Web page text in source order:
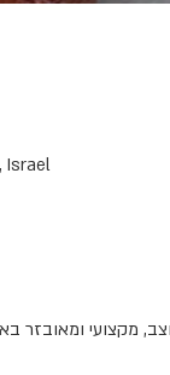
Israel
מקצועי ומאובזר